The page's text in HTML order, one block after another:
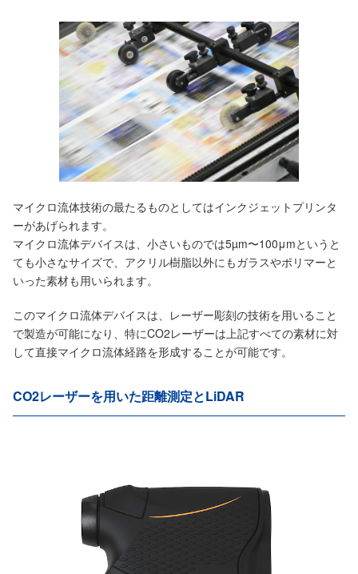
マイクロ流体技術の最たるものとしてはインクジェットプリンタ
ーがあげられます。
マイクロ流体デバイスは、小さいものでは5µm〜100μmというと
ても小さなサイズで、アクリル樹脂以外にもガラスやポリマーと
いった素材も用いられます。
このマイクロ流体デバイスは、レーザー彫刻の技術を用いること
で製造が可能になり、特にCO2レーザーは上記すべての素材に対
して直接マイクロ流体経路を形成することが可能です。
CO2レーザーを用いた距離測定とLiDAR